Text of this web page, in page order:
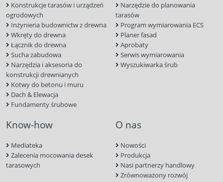
Konstrukcje tarasów i urządzeń
ogrodowych
Inżynieria budownictw z drewna
Wkręty do drewna
Łącznik do drewna
Sucha zabudowa
Narzędzia i aksesoria do
konstrukcji drewnianych
Kotwy do betonu i muru
Dach & Elewacja
Fundamenty śrubowe
Narzędzie do planowania
tarasów
Program wymiarowania ECS
Planer fasad
Aprobaty
Serwis wymiarowania
Wyszukiwarka śrub
Know-how
Mediateka
Zalecenia mocowania desek
tarasowych
O nas
Nowości
Produkcja
Nasi partnerzy handlowy
Zrównoważony rozwój